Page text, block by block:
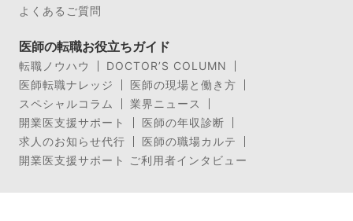
よくあるご質問
医師の転職お役立ちガイド
転職ノウハウ
DOCTOR’S COLUMN
医師転職ナレッジ
医師の現場と働き方
スペシャルコラム
業界ニュース
開業医支援サポート
医師の年収診断
求人のお知らせ代行
医師の職場カルテ
開業医支援サポート ご利用者インタビュー